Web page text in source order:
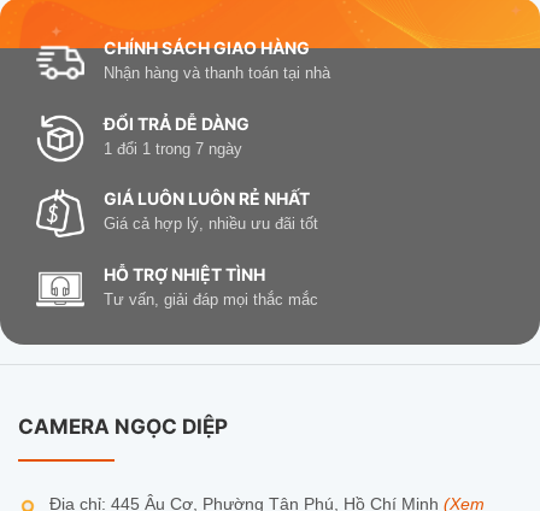
Chuẩn
H.265
Kết nối Wi-Fi
Chống
nước
IP66
Tính
Nhận diện người,
theo dõi chuyển
hành
CHÍNH SÁCH GIAO HÀNG
Nhận hàng và thanh toán tại nhà
ĐỔI TRẢ DỄ DÀNG
1 đổi 1 trong 7 ngày
GIÁ LUÔN LUÔN RẺ NHẤT
Giá cả hợp lý, nhiều ưu đãi tốt
HỖ TRỢ NHIỆT TÌNH
Tư vấn, giải đáp mọi thắc mắc
CAMERA NGỌC DIỆP
Địa chỉ: 445 Âu Cơ, Phường Tân Phú, Hồ Chí Minh (Xem